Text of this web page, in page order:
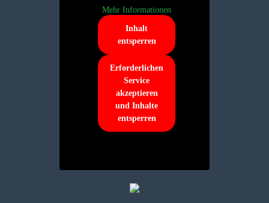
Mehr Informationen
Inhalt
entsperren
Erforderlichen
Service
akzeptieren
und Inhalte
entsperren